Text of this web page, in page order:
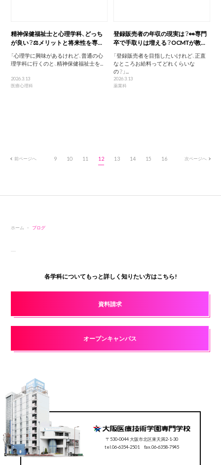
精神保健福祉士と心理学科、どっち
が良い？⚖️メリットと将来性を専...
「心理学に興味があるけれど、普通の心
理学科に行くのと、精神保健福祉士を...
2026.3.13
医療心理科
登録販売者の年収の現実は？👀専門
卒で手取りは増える？OCMTが教...
「登録販売者を目指したいけれど、正直
なところお給料ってどれくらいな
の？」...
2026.3.13
薬業科
前ページへ 9 10 11 12 13 14 15 16 次ページへ
ホーム ブログ
各学科についてもっと詳しく知りたい方はこちら!
資料請求
オープンキャンパス
〒530-0044 大阪市北区東天満2-1-30
tel.06-6354-2501 fax.06-6358-7945